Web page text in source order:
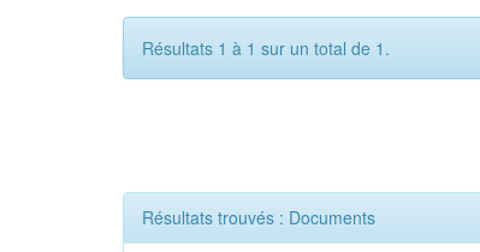
Résultats 1 à 1 sur un total de 1.
Résultats trouvés : Documents